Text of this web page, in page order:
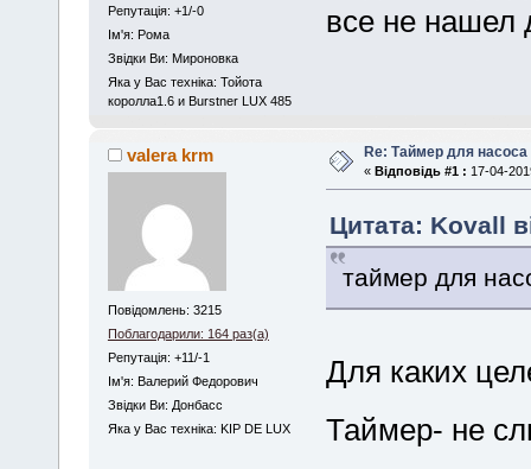
Репутація: +1/-0
Iм'я: Рома
Звідки Ви: Мироновка
Яка у Вас техніка: Тойота
королла1.6 и Burstner LUX 485
все не нашел
valera krm
Повідомлень: 3215
Поблагодарили: 164 раз(а)
Репутація: +11/-1
Iм'я: Валерий Федорович
Звідки Ви: Донбасс
Яка у Вас техніка: KIP DE LUX
Re: Таймер для насоса
« Відповідь #1 : 17-04-
Цитата: Kovall
таймер для
Для каких
Таймер- не